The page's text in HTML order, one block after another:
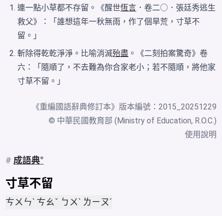
連一點小草都不存留。《醒世恆言 ．卷二○．張廷秀逃生
救父》：「誰想這年一秋無雨，作了個旱荒，寸草不
留。」
斬除得乾乾淨淨。比喻消滅殆盡 。《二刻拍案驚奇》卷
六：「隨順了，不去難為你合家老小；若不隨順，將他家
寸草不留。」
《重編國語辭典修訂本》版本編號：2015_20251229
© 中華民國教育部 (Ministry of Education, R.O.C.)
使用說明
# 成語典
寸草不留
ㄘㄨㄣˋ ㄘㄠˇ ㄅㄨˋ ㄌㄧㄡˊ